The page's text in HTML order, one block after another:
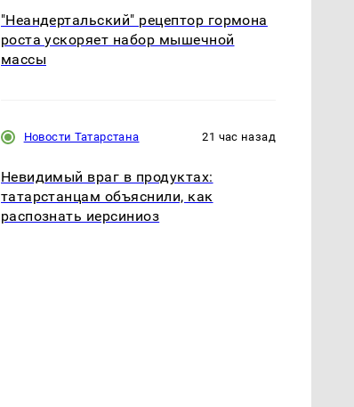
"Неандертальский" рецептор гормона
роста ускоряет набор мышечной
массы
Новости Татарстана 21 час назад
Невидимый враг в продуктах:
татарстанцам объяснили, как
распознать иерсиниоз